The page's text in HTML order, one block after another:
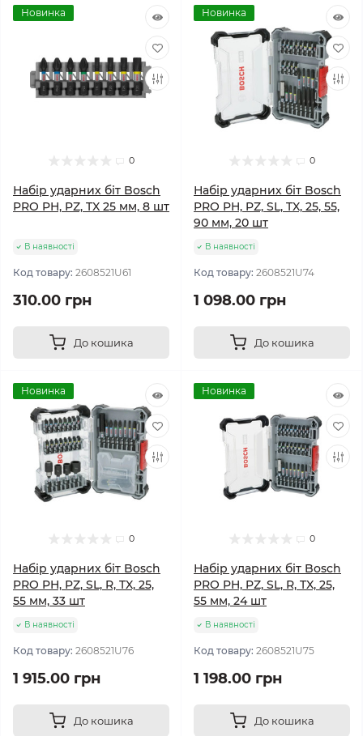
Новинка
0
Набір ударних біт Bosch
PRO PH, PZ, TX 25 мм, 8 шт
В наявності
Код товару: 2608521U61
310.00 грн
До кошика
Новинка
0
Набір ударних біт Bosch
PRO PH, PZ, SL, TX, 25, 55,
90 мм, 20 шт
В наявності
Код товару: 2608521U74
1 098.00 грн
До кошика
Новинка
0
Набір ударних біт Bosch
PRO PH, PZ, SL, R, TX, 25,
55 мм, 33 шт
В наявності
Код товару: 2608521U76
1 915.00 грн
До кошика
Новинка
0
Набір ударних біт Bosch
PRO PH, PZ, SL, R, TX, 25,
55 мм, 24 шт
В наявності
Код товару: 2608521U75
1 198.00 грн
До кошика